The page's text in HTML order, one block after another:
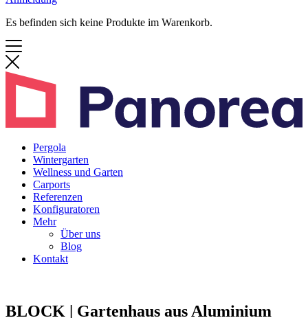
Es befinden sich keine Produkte im Warenkorb.
Pergola
Wintergarten
Wellness und Garten
Carports
Referenzen
Konfiguratoren
Mehr
Über uns
Blog
Kontakt
BLOCK | Gartenhaus aus Aluminium